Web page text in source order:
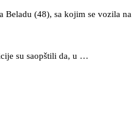
Beladu (48), sa kojim se vozila na
su saopštili da, u …